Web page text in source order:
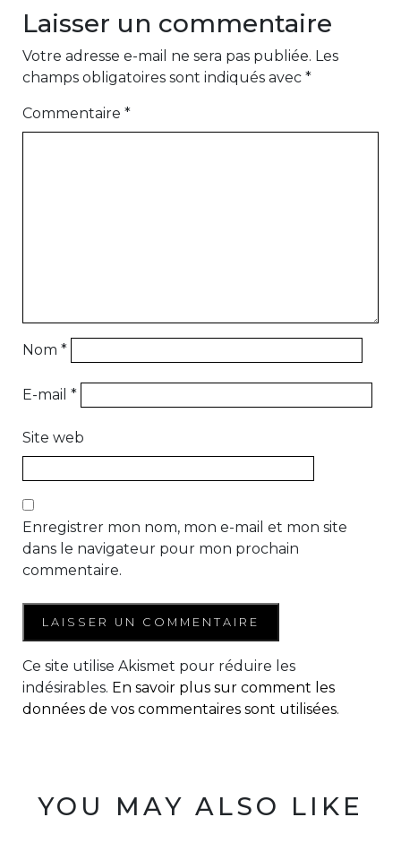
Laisser un commentaire
Votre adresse e-mail ne sera pas publiée. Les
champs obligatoires sont indiqués avec *
Commentaire *
Nom *
E-mail *
Site web
Enregistrer mon nom, mon e-mail et mon site
dans le navigateur pour mon prochain
commentaire.
Ce site utilise Akismet pour réduire les
indésirables. En savoir plus sur comment les
données de vos commentaires sont utilisées.
YOU MAY ALSO LIKE